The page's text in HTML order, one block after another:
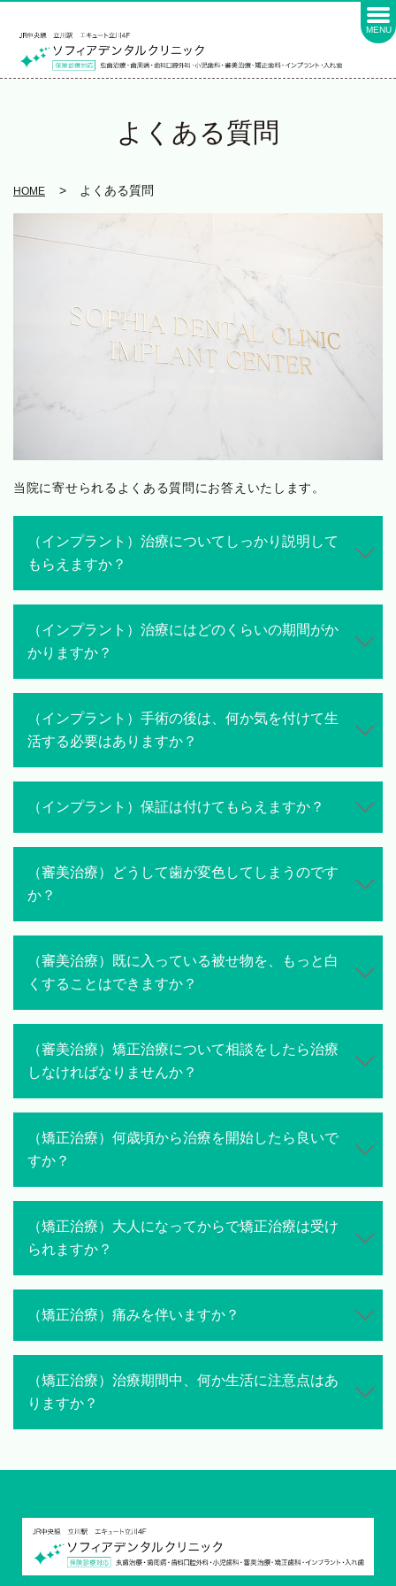
MENU
よくある質問
HOME よくある質問
当院に寄せられるよくある質問にお答えいたします。
（インプラント）治療についてしっかり説明して
もらえますか？
（インプラント）治療にはどのくらいの期間がか
かりますか？
（インプラント）手術の後は、何か気を付けて生
活する必要はありますか？
（インプラント）保証は付けてもらえますか？
（審美治療）どうして歯が変色してしまうのです
か？
（審美治療）既に入っている被せ物を、もっと白
くすることはできますか？
（審美治療）矯正治療について相談をしたら治療
しなければなりませんか？
（矯正治療）何歳頃から治療を開始したら良いで
すか？
（矯正治療）大人になってからで矯正治療は受け
られますか？
（矯正治療）痛みを伴いますか？
（矯正治療）治療期間中、何か生活に注意点はあ
りますか？